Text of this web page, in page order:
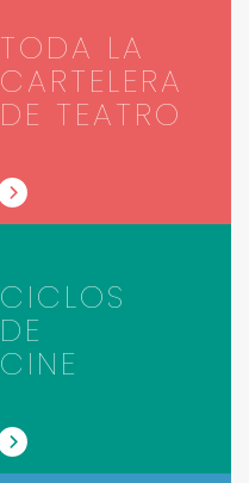
TODA LA
CARTELERA
DE TEATRO
CICLOS
DE
CINE